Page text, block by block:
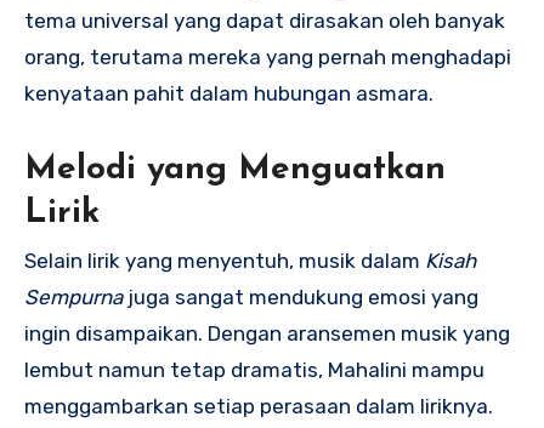
tema universal yang dapat dirasakan oleh banyak
orang, terutama mereka yang pernah menghadapi
kenyataan pahit dalam hubungan asmara.
Melodi yang Menguatkan
Lirik
Selain lirik yang menyentuh, musik dalam Kisah
Sempurnajuga sangat mendukung emosi yang
ingin disampaikan. Dengan aransemen musik yang
lembut namun tetap dramatis, Mahalini mampu
menggambarkan setiap perasaan dalam liriknya.